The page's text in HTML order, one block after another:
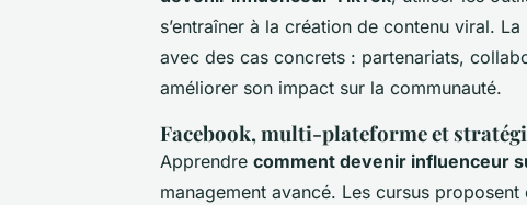
s’entraîner à la création de contenu viral.
avec des cas concrets : partenariats,
améliorer son impact sur la communauté.
Facebook, multi-plateforme et
Apprendre comment devenir influenceur
management avancé. Les cursus